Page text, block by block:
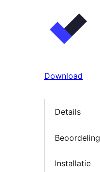
Download
Details
Installatie